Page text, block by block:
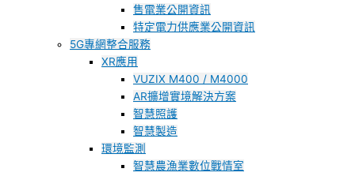
售電業公開資訊
特定電力供應業公開資訊
5G專網整合服務
XR應用
VUZIX M400 / M4000
AR擴增實境解決方案
智慧照護
智慧製造
環境監測
智慧農漁業數位戰情室